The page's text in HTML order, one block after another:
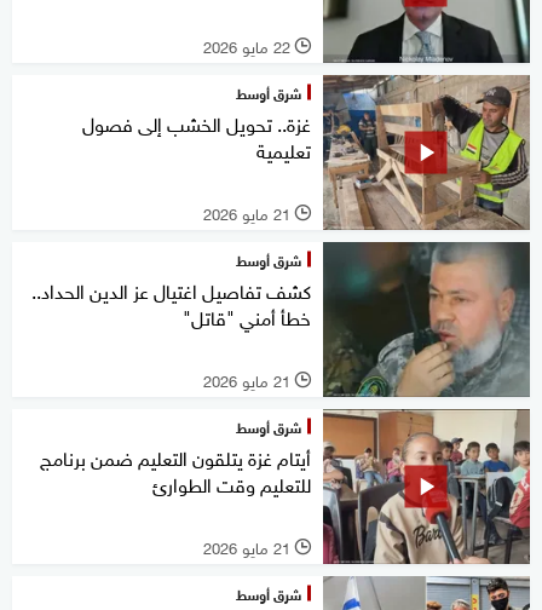
l 22 مايو 2026
شرق أوسط
غزة.. تحويل الخشب إلى فصول
تعليمية
l 21 مايو 2026
شرق أوسط
كشف تفاصيل اغتيال عز الدين الحداد..
خطأ أمني "قاتل"
l 21 مايو 2026
شرق أوسط
أيتام غزة يتلقون التعليم ضمن برنامج
للتعليم وقت الطوارئ
l 21 مايو 2026
شرق أوسط